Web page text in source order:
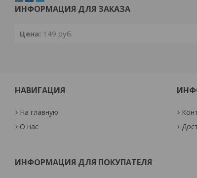
ИНФОРМАЦИЯ ДЛЯ ЗАКАЗА
Цена: 149 руб.
НАВИГАЦИЯ
На главную
О нас
ИНФОРМАЦИЯ ДЛЯ ПОКУПАТЕЛЯ